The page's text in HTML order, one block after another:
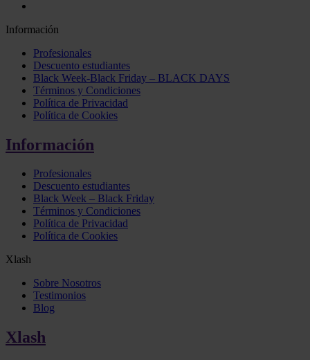
Información
Profesionales
Descuento estudiantes
Black Week-Black Friday – BLACK DAYS
Términos y Condiciones
Política de Privacidad
Política de Cookies
Información
Profesionales
Descuento estudiantes
Black Week – Black Friday
Términos y Condiciones
Política de Privacidad
Política de Cookies
Xlash
Sobre Nosotros
Testimonios
Blog
Xlash